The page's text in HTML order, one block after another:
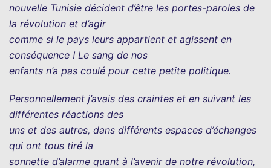
nouvelle Tunisie décident d’être les portes-paroles de
la révolution et d’agir
comme si le pays leurs appartient et agissent en
conséquence ! Le sang de nos
enfants n’a pas coulé pour cette petite politique.
Personnellement j’avais des craintes et en suivant les
différentes réactions des
uns et des autres, dans différents espaces d’échanges
qui ont tous tiré la
sonnette d’alarme quant à l’avenir de notre révolution,